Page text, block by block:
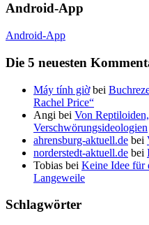
Android-App
Android-App
Die 5 neuesten
Máy tính giờbei
Rachel Price“
Angi bei Von
Verschwörungsideologien
ahrensburg-aktuell.de bei
norderstedt-aktuell.de bei
Tobias bei Keine Idee für
Langeweile
Schlagwörter